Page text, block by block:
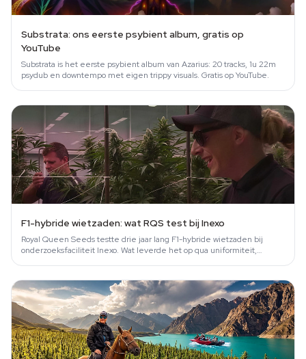
Substrata: ons eerste psybient album, gratis op
YouTube
Substrata is het eerste psybient album van Azarius: 20 tracks, 1u 22m
psydub en downtempo met eigen trippy visuals. Gratis op YouTube.
F1-hybride wietzaden: wat RQS test bij Inexo
Royal Queen Seeds testte drie jaar lang F1-hybride wietzaden bij
onderzoeksfaciliteit Inexo. Wat leverde het op qua uniformiteit,